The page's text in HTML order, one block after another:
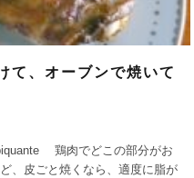
て、オーブンで焼いて
鶏肉でどこの部分がお
、皮ごと焼くなら、適度に脂が